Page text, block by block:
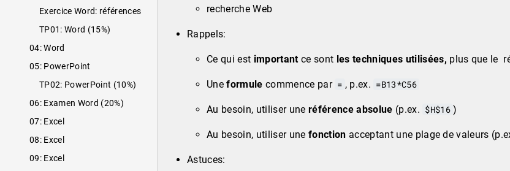
Exercice Word: références
TP01: Word (15%)
04: Word
05: PowerPoint
TP02: PowerPoint (10%)
06: Examen Word (20%)
07: Excel
08: Excel
09: Excel
recherche Web
Rappels:
Ce qui est importantce sont les techniques utilisées, plus que le
Uneformule commence par = , p.ex. =B13*C56
Au besoin, utiliser une référence absolue (p.ex. $H$16 )
Au besoin, utiliser une fonction acceptant une plage de valeurs
Astuces: